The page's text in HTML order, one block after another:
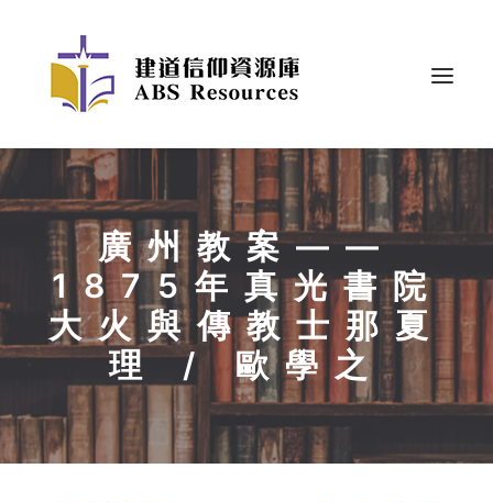
廣州教案——
1875年真光書院
大火與傳教士那夏
理 / 歐學之